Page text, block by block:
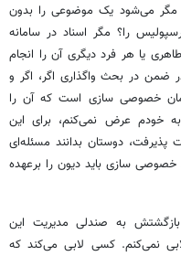
مگر می‌شود یک موضوعی را بدون
را؟ مگر اسناد در سامانه
یا هر فرد دیگری آن را انجام
ضمن در بحث واگذاری اگر، اگر و
خصوصی سازی است که آن را
خودم عرض نمی‌کنم، برای این
دوستان بدانند مسئله‌ای
سازی باید دیون را برعهده
بازگشتش به صندلی مدیریت این
نمی‌کنم. کسی لابی می‌کند که